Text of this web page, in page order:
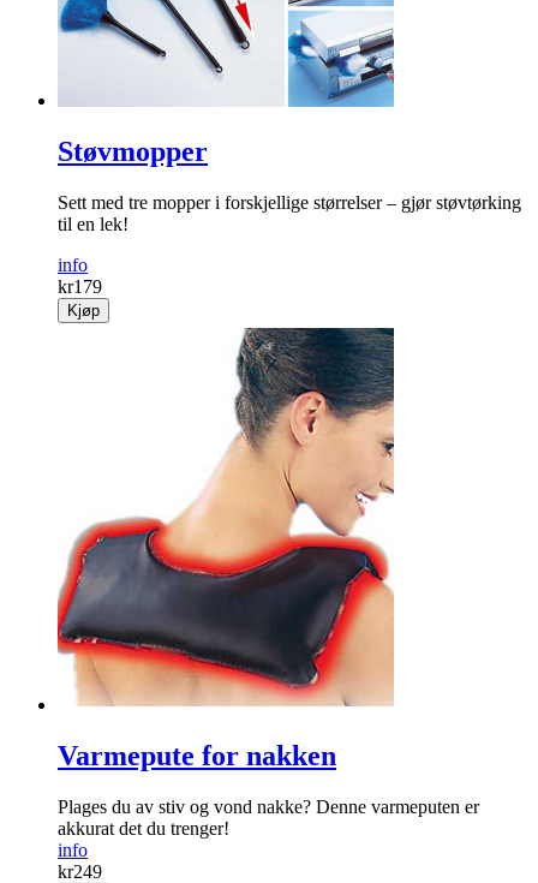
Støvmopper
Sett med tre mopper i forskjellige størrelser – gjør støvtørking
til en lek!
info
kr179
Kjøp
Varmepute for nakken
Plages du av stiv og vond nakke? Denne varmeputen er
akkurat det du trenger!
info
kr249